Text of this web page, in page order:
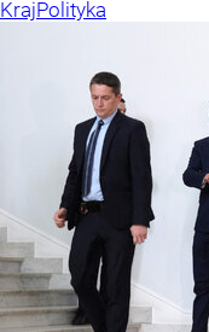
KrajPolityka